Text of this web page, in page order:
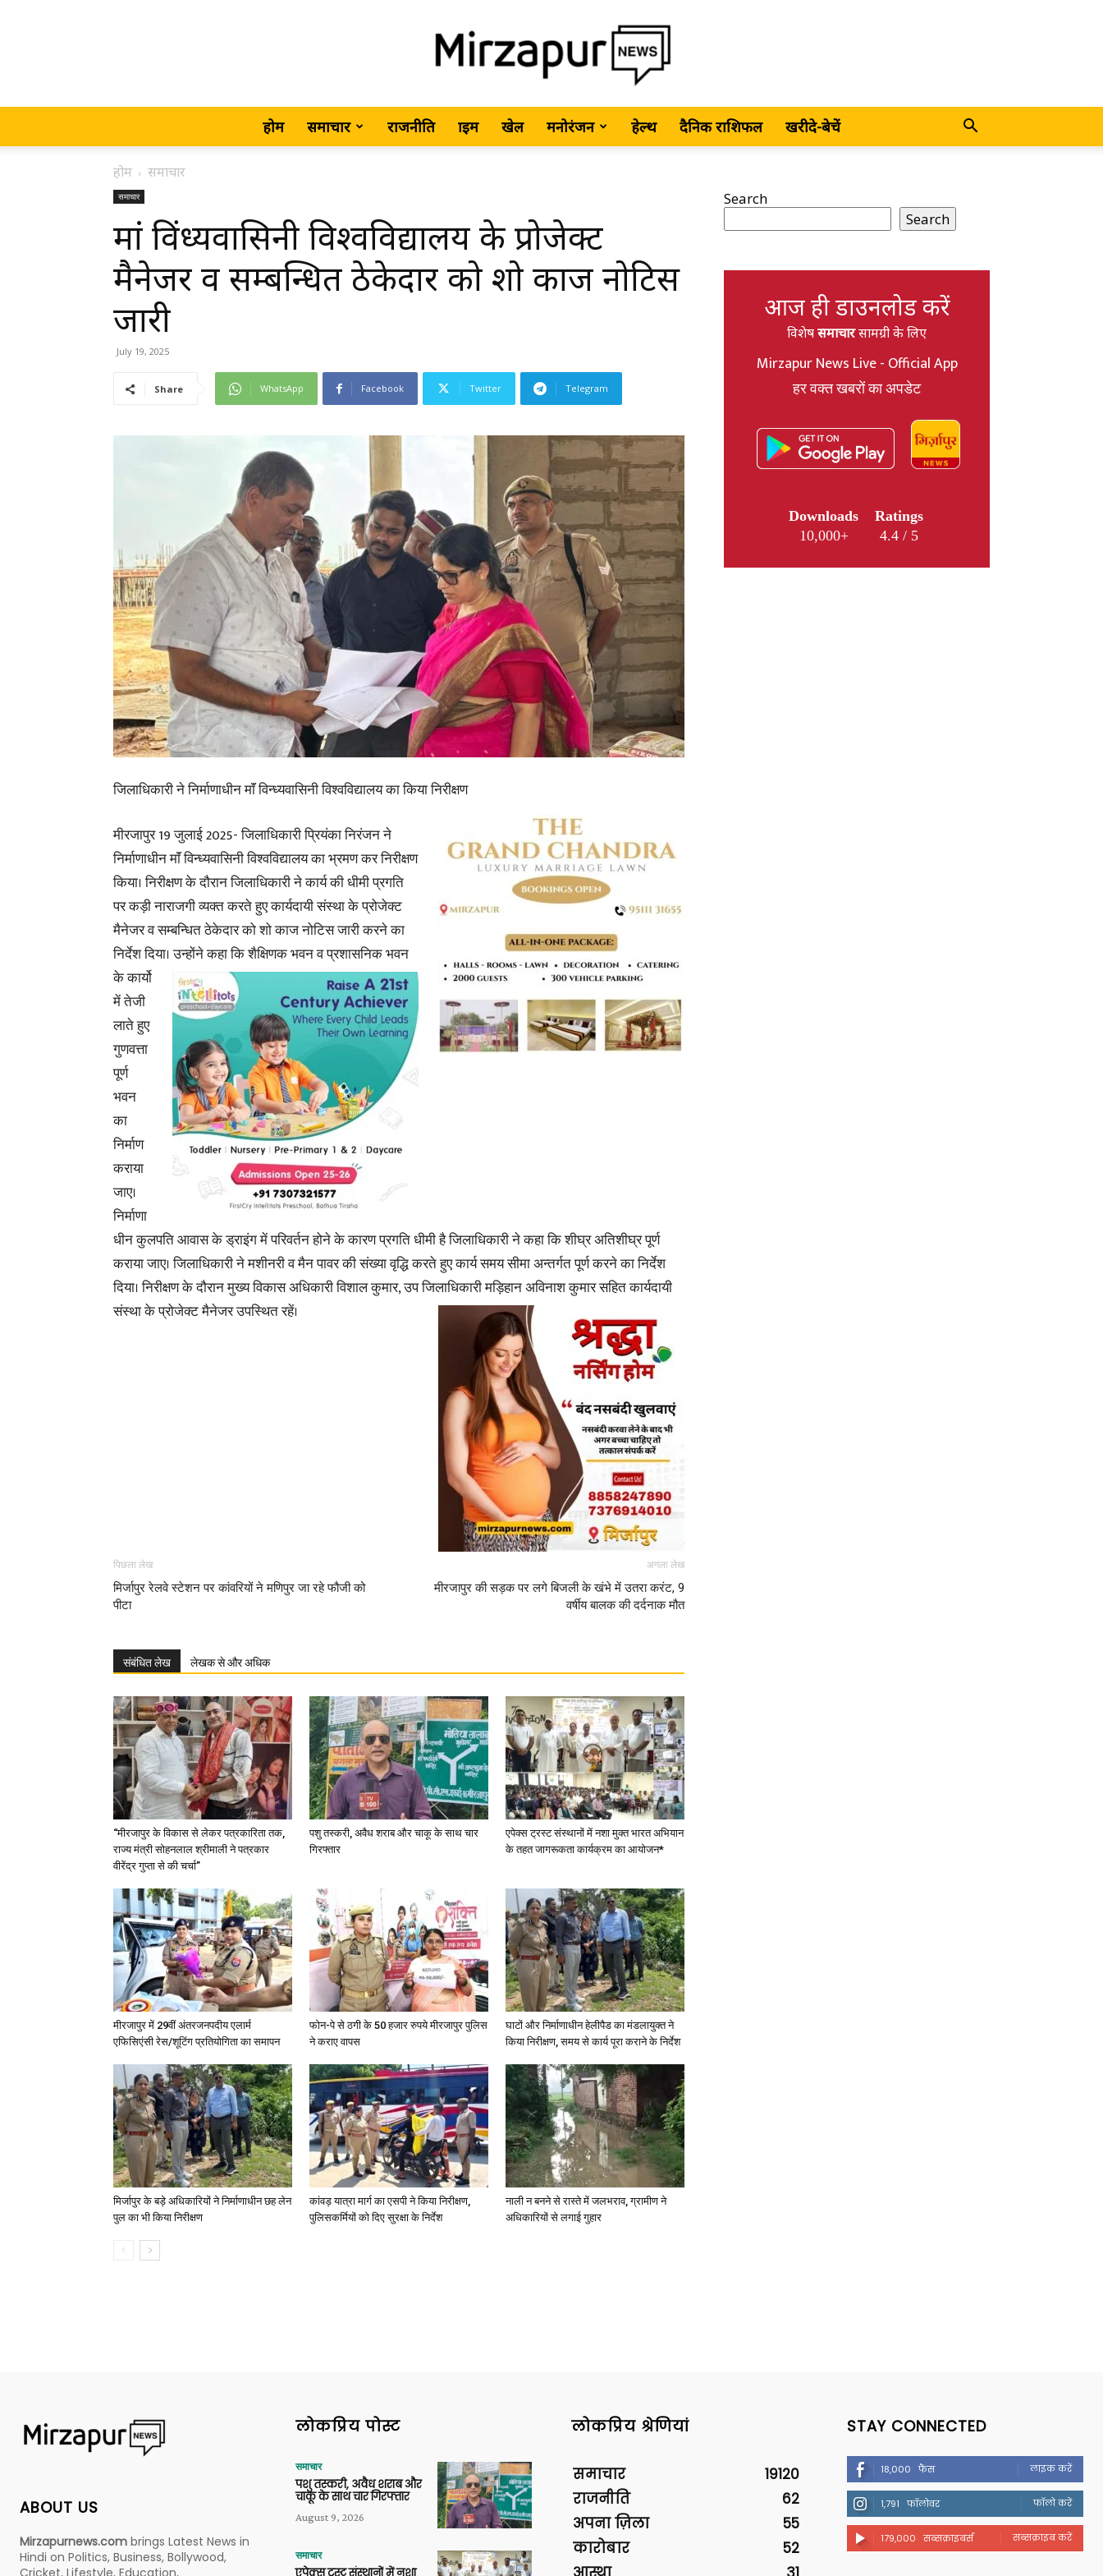
MirzapurNews.com
•
News,
Latest
News
Hindi,
Today
Paper
होम समाचार राजनीति क्राइम खेल मनोरंजन हेल्थ दैनिक राशिफल खरीदे-बेचें
होम समाचार
समाचार
मां विंध्यवासिनी विश्वविद्यालय के प्रोजेक्ट
मैनेजर व सम्बन्धित ठेकेदार को शो काज नोटिस
जारी
July 19, 2025
Share WhatsApp Facebook Twitter Telegram
जिलाधिकारी ने निर्माणाधीन माॅं विन्ध्यवासिनी विश्वविद्यालय का किया निरीक्षण
मीरजापुर 19 जुलाई 2025- जिलाधिकारी प्रियंका निरंजन ने
निर्माणाधीन माॅं विन्ध्यवासिनी विश्वविद्यालय का भ्रमण कर निरीक्षण
किया। निरीक्षण के दौरान जिलाधिकारी ने कार्य की धीमी प्रगति
पर कड़ी नाराजगी व्यक्त करते हुए कार्यदायी संस्था के प्रोजेक्ट
मैनेजर व सम्बन्धित ठेकेदार को शो काज नोटिस जारी करने का
निर्देश दिया। उन्होंने कहा कि शैक्षिणक भवन वप्रशासनिक भवन
के कार्यो
में तेजी
लाते हुए
गुणवत्ता
पूर्ण
भवन
का
निर्माण
कराया
जाए।
निर्माणा
धीन कुलपति आवास के ड्राइंग में परिवर्तन होने के कारण प्रगति धीमी है जिलाधिकारी ने कहा कि शीघ्र अतिशीघ्र पूर्ण
कराया जाए। जिलाधिकारी ने मशीनरी व मैन पावर की संख्या वृद्धि करते हुए कार्य समय सीमा अन्तर्गत पूर्ण करने का निर्देश
दिया। निरीक्षण के दौरान मुख्य विकास अधिकारी विशाल कुमार, उप जिलाधिकारी मड़िहानअविनाश कुमार सहित कार्यदायी
संस्था के प्रोजेक्ट मैनेजर उपस्थित रहें।
पिछला लेख
मिर्जापुर रेलवे स्टेशन पर कांवरियों ने मणिपुर जा रहे फौजी को
पीटा
अगला लेख
मीरजापुर की सड़क पर लगे बिजली के खंभे में उतरा करंट, 9
वर्षीय बालक की दर्दनाक मौत
संबंधित लेख लेखक से और अधिक
“मीरजापुर के विकास से लेकर पत्रकारिता तक,
राज्य मंत्री सोहनलाल श्रीमाली ने पत्रकार
वीरेंद्र गुप्ता से की चर्चा”
पशु तस्करी, अवैध शराब और चाकू के साथ चार
गिरफ्तार
एपेक्स ट्रस्ट संस्थानों में नशा मुक्त भारत अभियान
के तहत जागरूकता कार्यक्रम का आयोजन*
मीरजापुर में 29वीं अंतरजनपदीय एलार्म
एफिसिएंसी रेस/शूटिंग प्रतियोगिता का समापन
फोन-पे से ठगी के 50 हजार रुपये मीरजापुर पुलिस
ने कराए वापस
घाटों और निर्माणाधीन हेलीपैड का मंडलायुक्त ने
किया निरीक्षण, समय से कार्य पूरा कराने के निर्देश
मिर्जापुर के बड़े अधिकारियों ने निर्माणाधीन छह लेन
पुल का भी किया निरीक्षण
कांवड़ यात्रा मार्ग का एसपी ने किया निरीक्षण,
पुलिसकर्मियों को दिए सुरक्षा के निर्देश
नाली न बनने से रास्ते में जलभराव, ग्रामीण ने
अधिकारियों से लगाई गुहार
Search
Search
आज ही डाउनलोड करें
विशेषसमाचारसामग्री के लिए
Mirzapur News Live - Official App
हर वक्त खबरों का अपडेट
Downloads
10,000+
Ratings
4.4 / 5
ABOUT US
Mirzapurnews.com brings Latest News in
Hindi on Politics, Business, Bollywood,
Cricket, Lifestyle, Education,
लोकप्रिय पोस्ट
समाचार
पशु तस्करी, अवैध शराब और
चाकू के साथ चार गिरफ्तार
August 9, 2026
समाचार
एपेक्स ट्रस्ट संस्थानों में नशा
लोकप्रिय श्रेणियां
समाचार
19120
राजनीति
62
अपना ज़िला
55
कारोबार
52
STAY CONNECTED
18,000 फैंस लाइक करें
1,791 फॉलोवर फॉलो करें
179,000 सब्सक्राइबर्स सब्सक्राइब करें